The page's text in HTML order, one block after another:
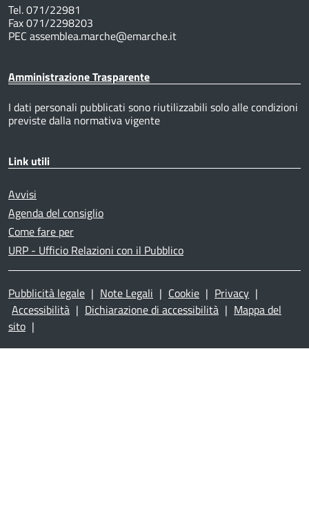
Tel. 071/22981
Fax 071/2298203
PEC assemblea.marche@emarche.it
Amministrazione Trasparente
I dati personali pubblicati sono riutilizzabili solo alle condizioni
previste dalla normativa vigente
Link utili
Avvisi
Agenda del consiglio
Come fare per
URP - Ufficio Relazioni con il Pubblico
Pubblicità legale | Note Legali | Cookie | Privacy |
Accessibilità | Dichiarazione di accessibilità | Mappa del
sito |